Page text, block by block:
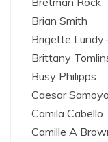
Brian Smith
Brigette
Brittany
Busy Philipps
Caesar Samoya
Camila Cabello
Camille A